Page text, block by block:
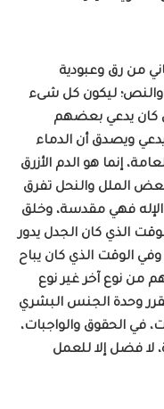
من رق وعبودية
والنص؛ ليكون كل شىء
كان يدعي بعضهم
ويصدق أن الدماء
إنما هو الدم الأزرق
بعض الملل والنحل تفرق
فهي مقدسة، وخلق
الذي كان الجدل يدور
الوقت الذي كان يباح
من نوع آخر غير نوع
وحدة الجنس البشري
في الحقوق والواجبات،
لا فضل إلا للعمل